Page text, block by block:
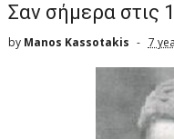
Σαν σήμερα στις
by Manos Kassotakis 7